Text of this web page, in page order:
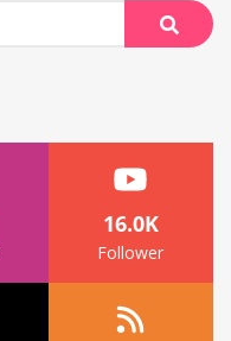
Suche
16.0K
Follower